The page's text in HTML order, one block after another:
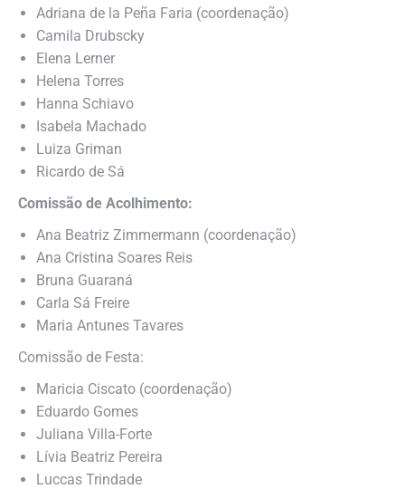
⁠Adriana de la Peña Faria (coordenação)
⁠Camila Drubscky
Elena Lerner
Helena Torres
Hanna Schiavo
⁠Isabela Machado
⁠Luiza Griman
Ricardo de Sá
Comissão de Acolhimento:
Ana Beatriz Zimmermann (coordenação)
Ana Cristina Soares Reis
Bruna Guaraná
⁠Carla Sá Freire
Maria Antunes Tavares
Comissão de Festa:
Maricia Ciscato (coordenação)
Eduardo Gomes
Juliana Villa-Forte
Lívia Beatriz Pereira
Luccas Trindade